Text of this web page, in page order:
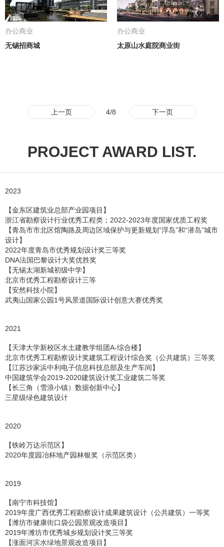
办公商业
无锡招商城
办公商业
太原山水庭院商业街
上一页 4/8 下一页
PROJECT AWARD LIST.
2023
【金东区建筑业总部产业园项目】
浙江省勘察设计行业优秀工程类；2022-2023年度国家优质工程奖
【青岛市市北区馆陶路及周边区域保护与更新规划“浮岛”和“潜岛”城市
设计】
2022年度青岛市优秀规划设计奖三等奖
DNA法国巴黎设计大奖优胜奖
【无锡太湖新城初级中学】
北京市优秀工程勘察设计三等
【安然科技小院】
武夷山国家公园1号风景道国际设计创意大赛优秀奖
2021
【天津大学新校区水土建教学组团A-综合楼】
北京市优秀工程勘察设计奖建筑工程设计综合奖（公共建筑）三等奖
【江苏沙家浜中利电子信息科技总部及生产车间】
中国建筑学会2019-2020建筑设计奖工业建筑二等奖
【长三角（雪浪小镇）数据创新中心】
三星级绿色建筑设计
2020
【铁岭万达示范区】
2020年度园冶杯地产园林银奖（示范区类）
2019
【南宁市科技馆】
2019年度广西优秀工程勘察设计成果建筑设计（公共建筑）一等奖
【潍坊市健康街口袋公园景观改造项目】
2019年潍坊市优秀城乡规划设计奖三等奖
【涨面河滨水绿地景观改造项目】